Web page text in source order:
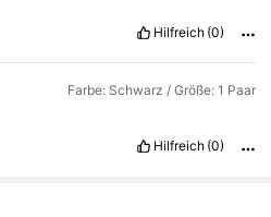
Hilfreich (0)
Farbe: Schwarz / Größe: 1 Paar
Hilfreich (0)